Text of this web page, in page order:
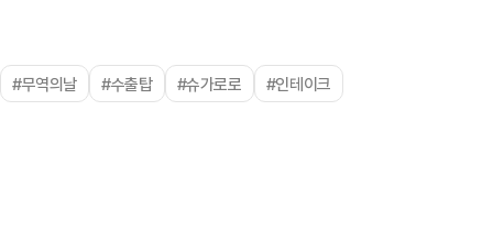
#무역의날 #수출탑 #슈가로로 #인테이크